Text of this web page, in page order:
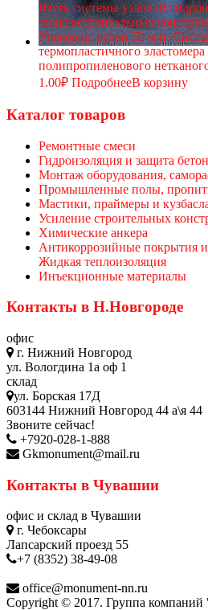
Часть системы узловой
стыковстроительных
Упаковка: рулон 50 м.п.
термопластичного
полипропиленового
1.00₽ ПодробнееВ корзину
Каталог товаров
Ремонтные смеси
Гидроизоляция и защита
Монтаж оборудования,
Промышленные полы,
Мастики, праймеры и
Усиление строительных
Химические анкера
Антикоррозийные покрытия
Жидкая теплоизоляция
Инъекционные материалы
Контакты в Н.Новгороде
офис
г. Нижний Новгород
ул. Вологдина 1а оф 1
склад
ул. Борская 17Д
603144 Нижний Новгород 44 а\я 44
Звоните сейчас!
+7920-028-1-888
Gkmonument@mail.ru
Контакты в Чувашии
офис и склад в Чувашии
г. Чебоксары
Лапсарский проезд 55
+7 (8352) 38-49-08
office@monument-nn.ru
Copyright © 2017. Группа